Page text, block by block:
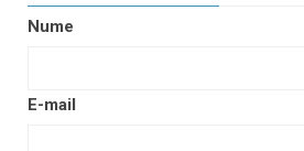
Nume
E-mail